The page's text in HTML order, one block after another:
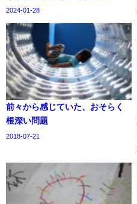
2024-01-28
前々から感じていた、おそらく
根深い問題
2018-07-21